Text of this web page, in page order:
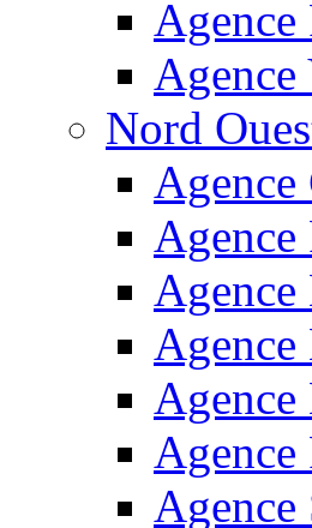
Agence
Agence
Nord
Agence
Agence
Agence
Agence
Agence